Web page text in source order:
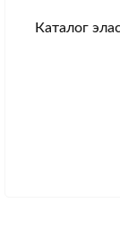
Каталог